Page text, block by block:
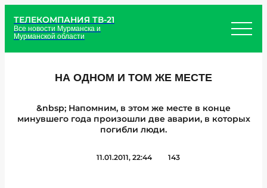
ТЕЛЕКОМПАНИЯ ТВ-21
Все новости Мурманска и
Мурманской области
НА ОДНОМ И ТОМ ЖЕ МЕСТЕ
&nbsp; Напомним, в этом же месте в конце
минувшего года произошли две аварии, в которых
погибли люди.
11.01.2011, 22:44 143